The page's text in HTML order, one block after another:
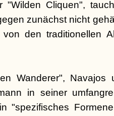
"Wilden Cliquen",
zunächst nicht
den traditionellen
Wanderer", Navajos
in seiner
"spezifisches